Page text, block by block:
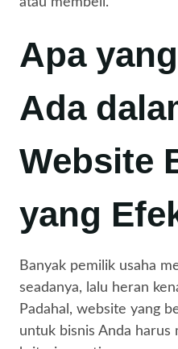
Apa
Ada
Website
yang
Banyak pemilik usaha
seadanya, lalu heran
Padahal, website yang
untuk bisnis Anda harus